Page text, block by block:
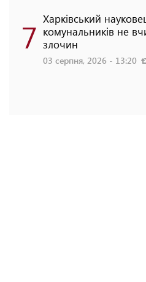
7 Харківський
комунальників не
злочин
03 серпня, 2026 - 13:20